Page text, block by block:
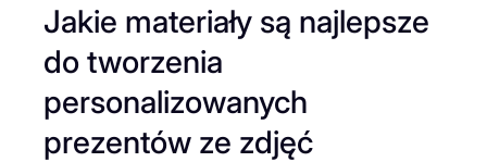
Jakie materiały są najlepsze
do tworzenia
personalizowanych
prezentów ze zdjęć